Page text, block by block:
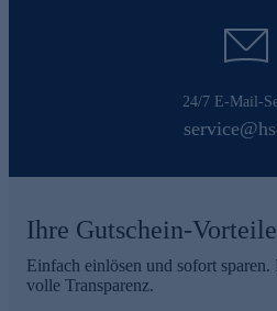
24/7 E-Mail-
Ihre Gutschein-
Einfach einlösen und sofort
volle Transparenz.